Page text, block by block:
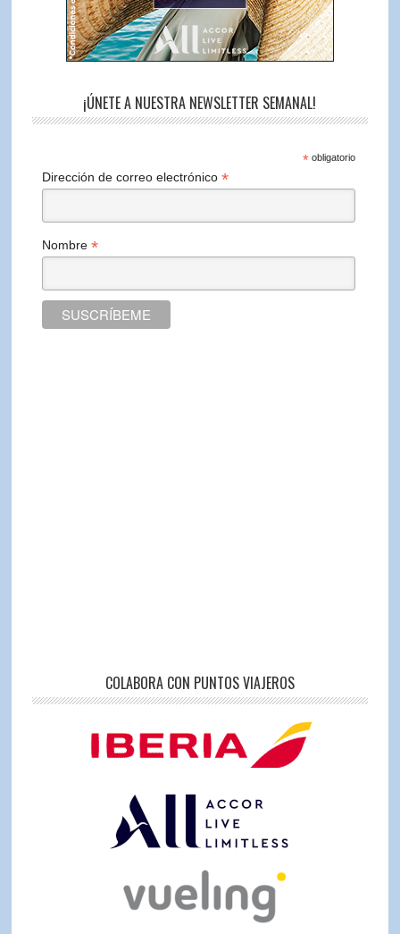
¡ÚNETE A NUESTRA NEWSLETTER SEMANAL!
*obligatorio
Dirección de correo electrónico*
Nombre*
COLABORA CON PUNTOS VIAJEROS